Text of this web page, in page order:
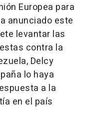
Europea para
anunciado este
levantar las
contra la
Delcy
lo haya
a la
en el país